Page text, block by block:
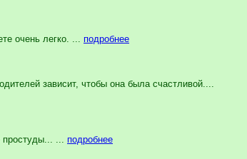
очень легко. ... подробнее
зависит, чтобы она была счастливой....
простуды... ... подробнее